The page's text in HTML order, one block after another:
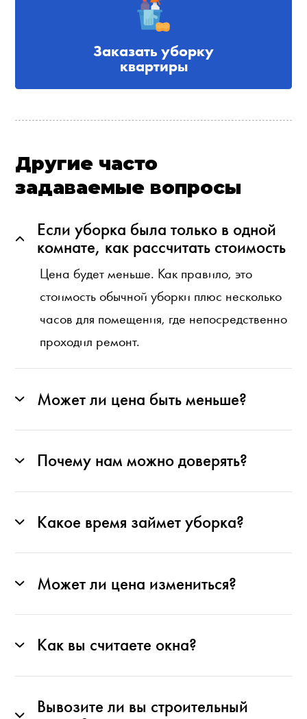
Заказать уборку
квартиры
Другие часто
задаваемые вопросы
Если уборка была только в одной
комнате, как рассчитать стоимость
Цена будет меньше. Как правило, это
стоимость обычной уборки плюс несколько
часов для помещения, где непосредственно
проходил ремонт.
Может ли цена быть меньше?
Почему нам можно доверять?
Какое время займет уборка?
Может ли цена измениться?
Как вы считаете окна?
Вывозите ли вы строительный